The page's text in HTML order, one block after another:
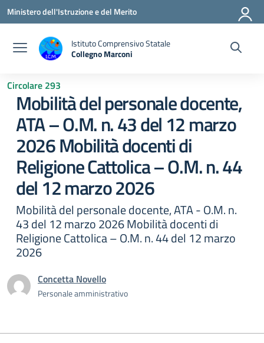
Vai ai contenuti
Vai al menu di navigazione
Vai al footer
Ministero dell'Istruzione e del Merito
Istituto Comprensivo Statale
Collegno Marconi
Circolare 293
Mobilità del personale docente,
ATA – O.M. n. 43 del 12 marzo
2026 Mobilità docenti di
Religione Cattolica – O.M. n. 44
del 12 marzo 2026
Mobilità del personale docente, ATA - O.M. n.
43 del 12 marzo 2026 Mobilità docenti di
Religione Cattolica – O.M. n. 44 del 12 marzo
2026
Concetta Novello
Personale amministrativo